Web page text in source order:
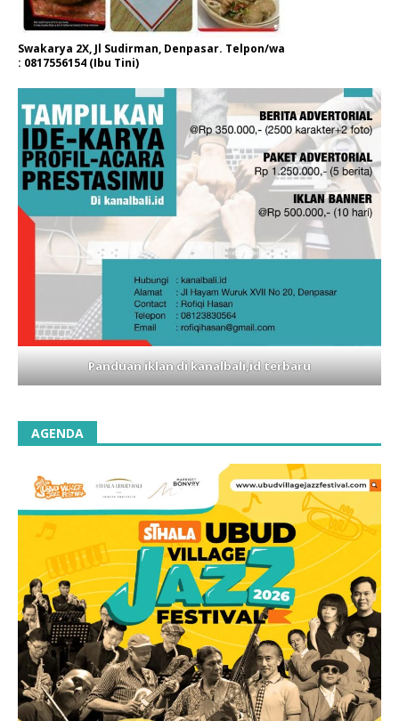
Swakarya 2X, Jl Sudirman, Denpasar. Telpon/wa
: 0817556154 (Ibu Tini)
Panduan iklan di kanalbali,id terbaru
AGENDA